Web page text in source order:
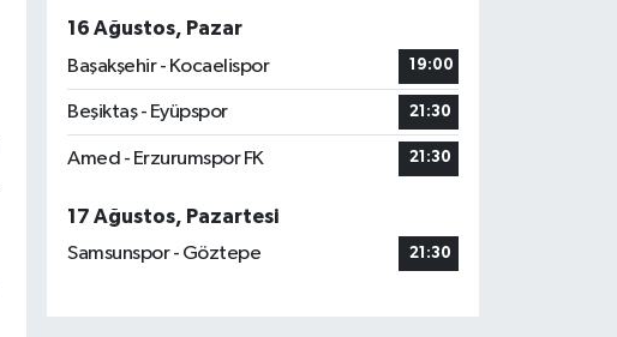
16 Ağustos, Pazar
Başakşehir - Kocaelispor
19:00
Beşiktaş - Eyüpspor 21:30
Amed - Erzurumspor FK 21:30
17 Ağustos, Pazartesi
Samsunspor - Göztepe
21:30